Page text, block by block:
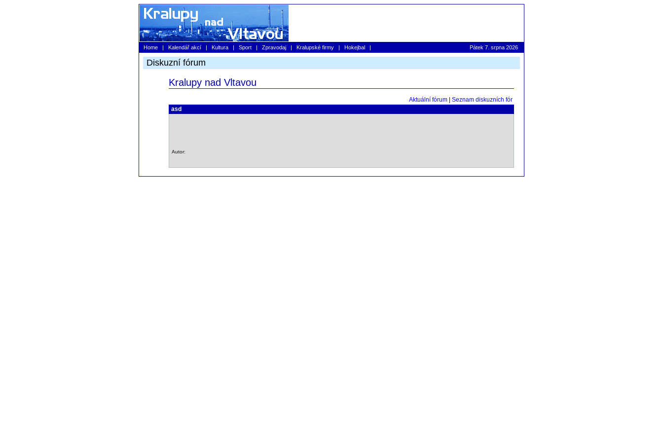
Home | Kalendář akcí | Kultura | Sport | Zpravodaj | Kralupské firmy | Hokejbal | Pátek 7. srpna 2026
Diskuzní fórum
Kralupy nad Vltavou
Aktuální fórum
Seznam diskuzních fór
asd
Autor: